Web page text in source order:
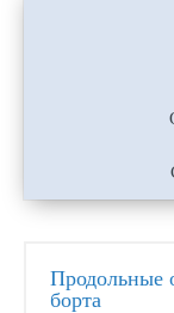
Продольные
борта